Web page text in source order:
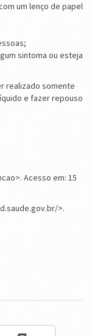
um lenço de papel
sintoma ou esteja
realizado somente
e fazer repouso
Acesso em: 15
>.